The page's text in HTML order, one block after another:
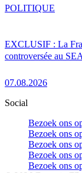
EXCLUSIF : La
controversée au
07.08.2026
POLITIQUE
Social
Bezoek ons
Bezoek ons
Bezoek ons
Bezoek ons
Bezoek ons